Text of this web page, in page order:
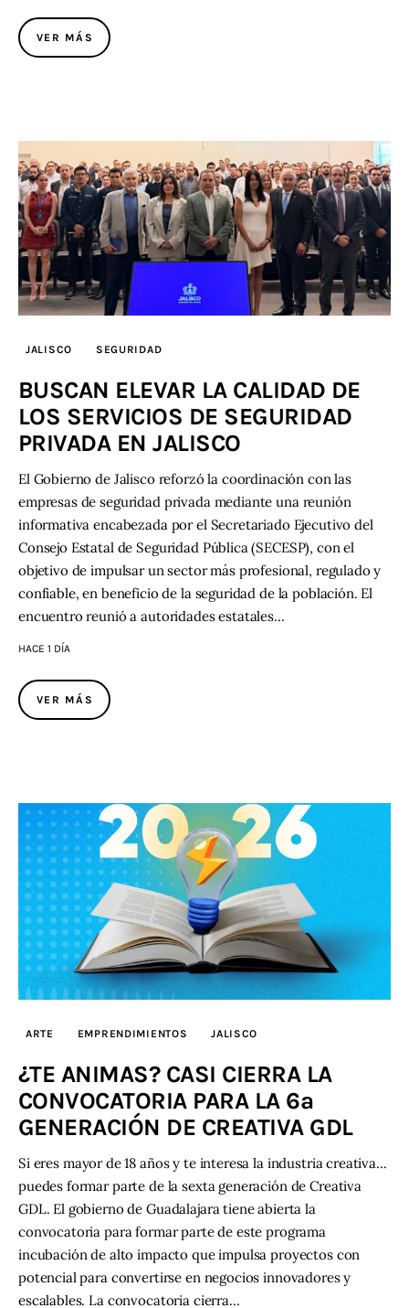
VER MÁS
JALISCO SEGURIDAD
BUSCAN ELEVAR LA CALIDAD DE
LOS SERVICIOS DE SEGURIDAD
PRIVADA EN JALISCO
El Gobierno de Jalisco reforzó la coordinación con las
empresas de seguridad privada mediante una reunión
informativa encabezada por el Secretariado Ejecutivo del
Consejo Estatal de Seguridad Pública (SECESP), con el
objetivo de impulsar un sector más profesional, regulado y
confiable, en beneficio de la seguridad de la población. El
encuentro reunió a autoridades estatales…
HACE 1 DÍA
VER MÁS
ARTE EMPRENDIMIENTOS JALISCO
¿TE ANIMAS? CASI CIERRA LA
CONVOCATORIA PARA LA 6a
GENERACIÓN DE CREATIVA GDL
Si eres mayor de 18 años y te interesa la industria creativa...
puedes formar parte de la sexta generación de Creativa
GDL. El gobierno de Guadalajara tiene abierta la
convocatoria para formar parte de este programa
incubación de alto impacto que impulsa proyectos con
potencial para convertirse en negocios innovadores y
escalables. La convocatoria cierra…